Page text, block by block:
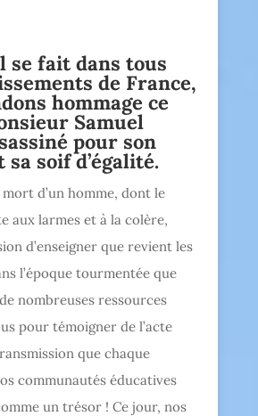
se fait dans tous
de France,
hommage ce
Samuel
pour son
soif d’égalité.
d’un homme, dont le
aux larmes et à la colère,
d’enseigner que revient les
l’époque tourmentée que
nombreuses ressources
pour témoigner de l’acte
que chaque
communautés éducatives
un trésor ! Ce jour, nos